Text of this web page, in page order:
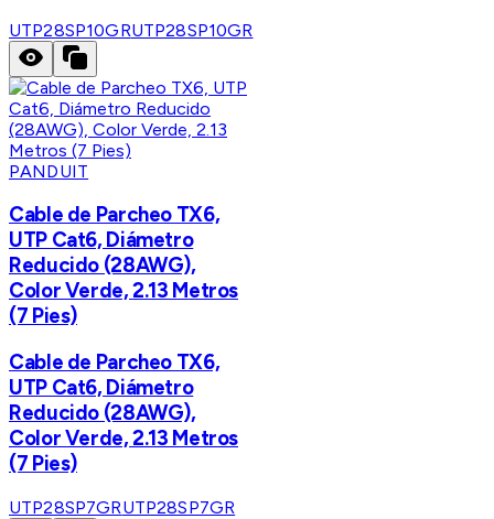
UTP28SP10GRUTP28SP10GR
PANDUIT
Cable de Parcheo TX6,
UTP Cat6, Diámetro
Reducido (28AWG),
Color Verde, 2.13 Metros
(7 Pies)
Cable de Parcheo TX6,
UTP Cat6, Diámetro
Reducido (28AWG),
Color Verde, 2.13 Metros
(7 Pies)
UTP28SP7GRUTP28SP7GR